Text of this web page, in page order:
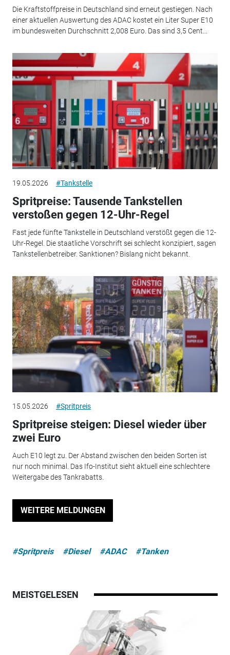
Die Kraftstoffpreise in Deutschland sind erneut gestiegen. Nach
einer aktuellen Auswertung des ADAC kostet ein Liter Super E10
im bundesweiten Durchschnitt 2,008 Euro. Das sind 3,5 Cent...
19.05.2026 #Tankstelle
Spritpreise: Tausende Tankstellen
verstoßen gegen 12-Uhr-Regel
Fast jede fünfte Tankstelle in Deutschland verstößt gegen die 12-
Uhr-Regel. Die staatliche Vorschrift sei schlecht konzipiert, sagen
Tankstellenbetreiber. Sanktionen? Bislang nicht bekannt.
15.05.2026 #Spritpreis
Spritpreise steigen: Diesel wieder über
zwei Euro
Auch E10 legt zu. Der Abstand zwischen den beiden Sorten ist
nur noch minimal. Das Ifo-Institut sieht aktuell eine schlechtere
Weitergabe des Tankrabatts.
WEITERE MELDUNGEN
#Spritpreis #Diesel #ADAC #Tanken
MEISTGELESEN